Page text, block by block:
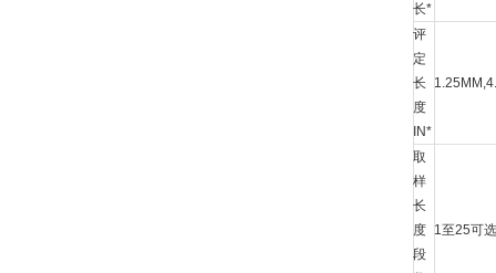
长*
评
定
长
度
IN*
取
样
长
度
段
1至25可